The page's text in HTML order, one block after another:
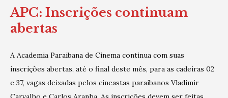
APC: Inscrições continuam
abertas
A Academia Paraibana de Cinema continua com suas
inscrições abertas, até o final deste mês, para as cadeiras 02
e 37, vagas deixadas pelos cineastas paraibanos Vladimir